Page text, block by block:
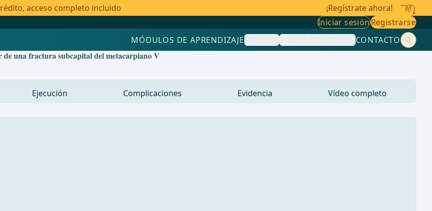
acceso completo incluido ¡Regístrate ahora!
Iniciar sesiónRegistrarse
MÓDULOS DE APRENDIZAJEPRECIOSSOBRE NOSOTROSCONTACTO
una fractura subcapital del metacarpiano V
Ejecución Complicaciones Evidencia Vídeo completo